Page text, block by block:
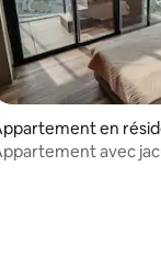
en
de avec